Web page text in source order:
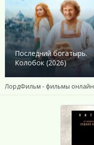
Последний богатырь.
Колобок (2026)
ЛордФильм - фильмы онлайн